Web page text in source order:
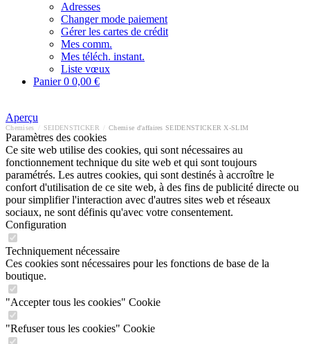
Adresses
Changer mode paiement
Gérer les cartes de crédit
Mes comm.
Mes téléch. instant.
Liste vœux
Panier0 0,00 €
Aperçu
Chemises SEIDENSTICKER Chemise d'affaires SEIDENSTICKER X-SLIM
Paramètres des cookies
Ce site web utilise des cookies, qui sont nécessaires au
fonctionnement technique du site web et qui sont toujours
paramétrés. Les autres cookies, qui sont destinés à accroître le
confort d'utilisation de ce site web, à des fins de publicité directe ou
pour simplifier l'interaction avec d'autres sites web et réseaux
sociaux, ne sont définis qu'avec votre consentement.
Configuration
Techniquement nécessaire
Ces cookies sont nécessaires pour les fonctions de base de la
boutique.
"Accepter tous les cookies" Cookie
"Refuser tous les cookies" Cookie